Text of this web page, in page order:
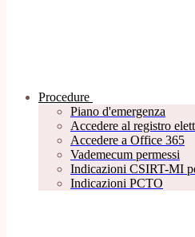
Procedure
Piano d'emergenza
Accedere al registro
Accedere a Office 365
Vademecum permessi
Indicazioni CSIRT-MI
Indicazioni PCTO